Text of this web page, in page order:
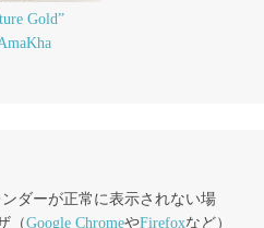
Gold”
ダーが正常に表示されない場
（Google ChromeやFirefoxなど）